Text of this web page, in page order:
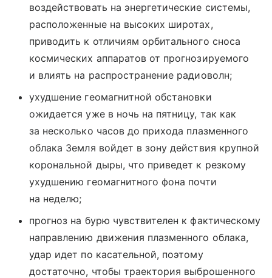
воздействовать на энергетические системы,
расположенные на высоких широтах,
приводить к отличиям орбитального сноса
космических аппаратов от прогнозируемого
и влиять на распространение радиоволн;
ухудшение геомагнитной обстановки
ожидается уже в ночь на пятницу, так как
за несколько часов до прихода плазменного
облака Земля войдет в зону действия крупной
корональной дыры, что приведет к резкому
ухудшению геомагнитного фона почти
на неделю;
прогноз на бурю чувствителен к фактическому
направлению движения плазменного облака,
удар идет по касательной, поэтому
достаточно, чтобы траектория выброшенного